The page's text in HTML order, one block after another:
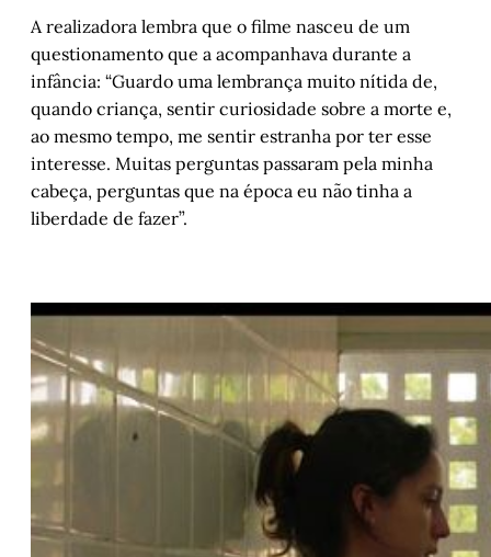
A realizadora lembra que o filme nasceu de um
questionamento que a acompanhava durante a
infância: “Guardo uma lembrança muito nítida de,
quando criança, sentir curiosidade sobre a morte e,
ao mesmo tempo, me sentir estranha por ter esse
interesse. Muitas perguntas passaram pela minha
cabeça, perguntas que na época eu não tinha a
liberdade de fazer”.